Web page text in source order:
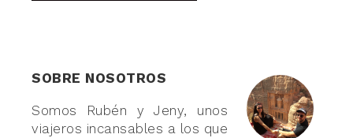
SOBRE NOSOTROS
Somos Rubén y Jeny, unos
viajeros incansables a los que